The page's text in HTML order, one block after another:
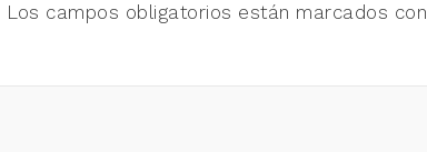
Los campos obligatorios están marcados con